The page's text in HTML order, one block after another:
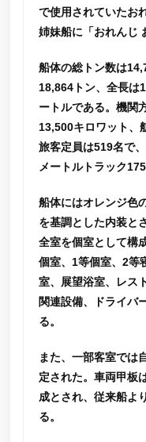
で使用されていたお
姉妹船に「おれんじ
船体の総トン数は
18,864トン、全長は
ートルである。機関
13,500キロワット、
旅客定員は519名で
メートルトラック175
船体にはオレンジ色
を基調とした内装と
全室を個室として構
個室、1等個室、2等
室、展望浴室、レス
関連設備、ドライバ
る。
また、一部客室では
定された。車両甲板
成とされ、従来船よ
る。